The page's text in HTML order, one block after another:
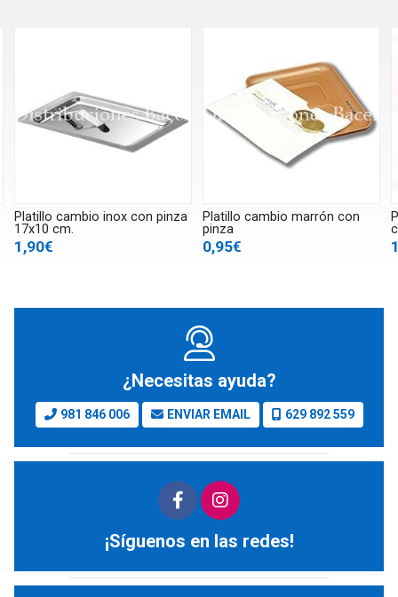
Platillo cambio inox con pinza
17x10 cm.
1,90€
Platillo cambio marrón con
pinza
0,95€
¿Necesitas ayuda?
981 846 006 ENVIAR EMAIL 629 892 559
¡Síguenos en las redes!